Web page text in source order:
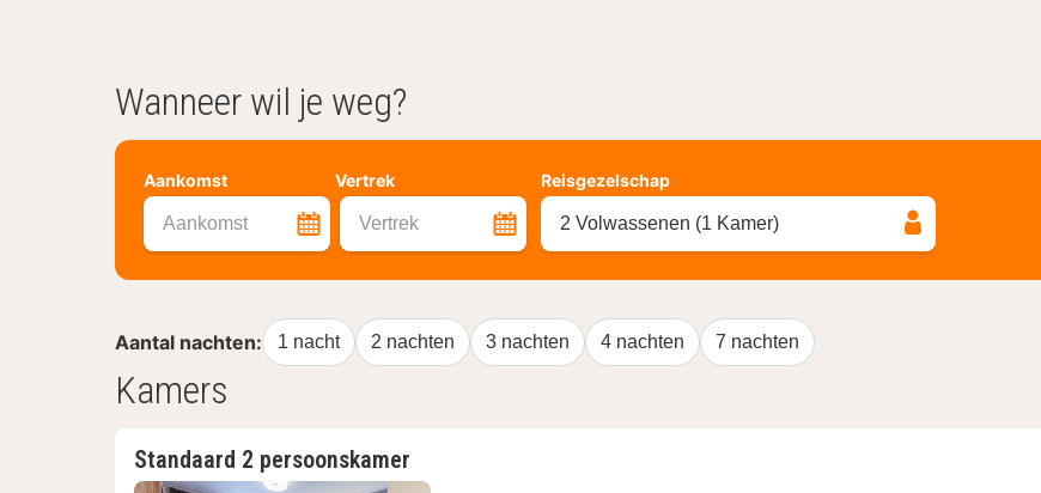
Wanneer wil je weg?
Aankomst Vertrek
Aankomst Vertrek
Reisgezelschap
2 Volwassenen (1 Kamer)
Aantal nachten: 1 nacht 2 nachten 3 nachten 4 nachten 7 nachten
Kamers
Standaard 2 persoonskamer